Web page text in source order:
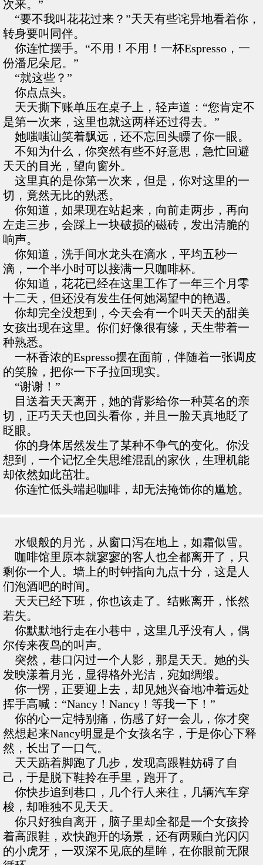
次来。”
“要不我叫花花过来？”天天有些诧异地看着你，
转身要叫同伴。
你连忙摆手。“不用！不用！一杯Espresso，一
份潘尼朵尼。”
“就这些？”
你点点头。
天天撕下账单压在桌子上，轻声道：“您肯定不
是第一次来，这里也就这两样还过得去。”
她嗤嗤讪笑着飘远，还不忘回头瞟了你一眼。
不知为什么，你突然有些不好意思，急忙回避
天天的目光，望向窗外。
这里真的是你第一次来，但是，你对这里的一
切，竟然无比的熟悉。
你知道，如果现在站起来，向前走两步，再向
左走三步，会踩上一块破损的磁砖，发出清脆的
响声。
你知道，洗手间水龙头在滴水，平均五秒一
滴，一个半小时可以接满一只咖啡杯。
你知道，花花已经在这里工作了一年三个月零
十二天，但还没有发生任何她渴望中的艳遇。
你却完全没想到，今天会有一个叫天天的甜美
女孩出现在这里。你们好像很有缘，天生带着一
种熟悉。
一杯香浓的Espresso摆在面前，伴随着一张调皮
的笑脸，把你一下子拉回现实。
“谢谢！”
目送着天天离开，她的背影给你一种莫名的亲
切，正巧天天也回头看你，并且一脸天真地眨了
眨眼。
你的身体居然发生了某种不争气的变化。你没
想到，一个记忆全失思维混乱的家伙，生理机能
却依然如此茁壮。
你连忙低头端起咖啡，却无法掩饰你的尴尬。
水银般的月光，从窗口泻在地上，如霜似雪。
咖啡馆里原本就寥寥的客人也全都离开了，只
剩你一个人。墙上的时钟指向九点十分，这是人
们泡酒吧的时间。
天天已经下班，你也该走了。结账离开，怅然
若失。
你默默地行走在小巷中，这里几乎没有人，偶
尔传来夜鸟的叫声。
突然，巷口闪过一个人影，那是天天。她的头
发映漾着月光，显得格外光洁，宛如绸缎。
你一愣，正要迎上去，却见她兴奋地冲着远处
挥手高喊：“Nancy！Nancy！等我一下！”
你的心一定特别痛，伤感了好一会儿，你才突
然想起来Nancy明显是个女孩名字，于是你心下释
然，长出了一口气。
天天踮着脚跑了几步，发现高跟鞋妨碍了自
己，于是脱下鞋拎在手里，跑开了。
你快步追到巷口，几个行人来往，几辆汽车穿
梭，却唯独不见天天。
你只好独自离开，脑子里却全都是一个女孩拎
着高跟鞋，欢快跑开的场景，还有两颗白光闪闪
的小虎牙，一双深不见底的星眸，在你眼前无限